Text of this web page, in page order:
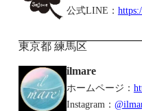
公式LINE：
東京都 練馬区
ilmare
ホームページ：
Instagram：